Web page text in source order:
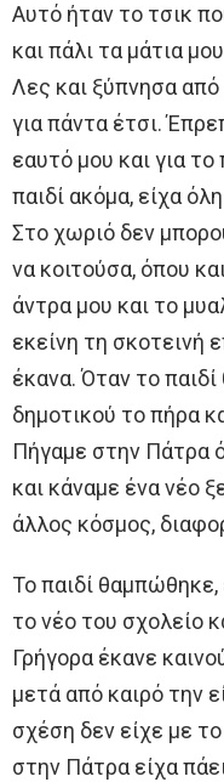
Αυτό ήταν το τσικ
και πάλι τα μάτια
Λες και ξύπνησα
για πάντα έτσι.
εαυτό μου και για
παιδί ακόμα, είχα
Στο χωριό δεν
να κοιτούσα, όπου
άντρα μου και το
εκείνη τη σκοτεινή
έκανα. Όταν το
δημοτικού το πήρα
Πήγαμε στην Πάτρα
και κάναμε ένα νέο
άλλος κόσμος,
Το παιδί
το νέο του σχολείο
Γρήγορα έκανε
μετά από καιρό την
σχέση δεν είχε με
στην Πάτρα είχα